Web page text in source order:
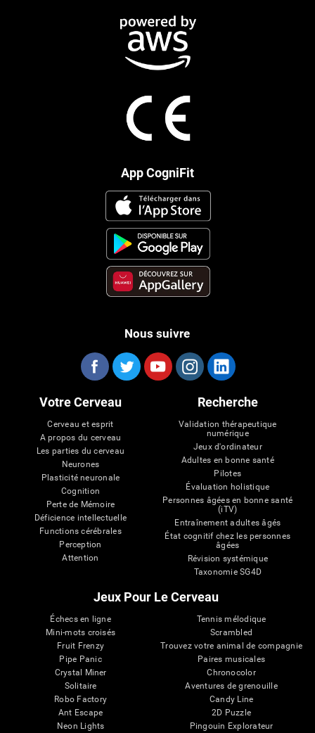
App CogniFit
Nous suivre
Votre Cerveau
Cerveau et esprit
A propos du cerveau
Les parties du cerveau
Neurones
Plasticité neuronale
Cognition
Perte de Mémoire
Déficience intellectuelle
Functions cérébrales
Perception
Attention
Recherche
Validation thérapeutique
numérique
Jeux d'ordinateur
Adultes en bonne santé
Pilotes
Évaluation holistique
Personnes âgées en bonne santé
(iTV)
Entraînement adultes âgés
État cognitif chez les personnes
âgées
Révision systémique
Taxonomie SG4D
Jeux Pour Le Cerveau
Échecs en ligne
Mini-mots croisés
Fruit Frenzy
Pipe Panic
Crystal Miner
Solitaire
Robo Factory
Ant Escape
Neon Lights
Tennis mélodique
Scrambled
Trouvez votre animal de compagnie
Paires musicales
Chronocolor
Aventures de grenouille
Candy Line
2D Puzzle
Pingouin Explorateur